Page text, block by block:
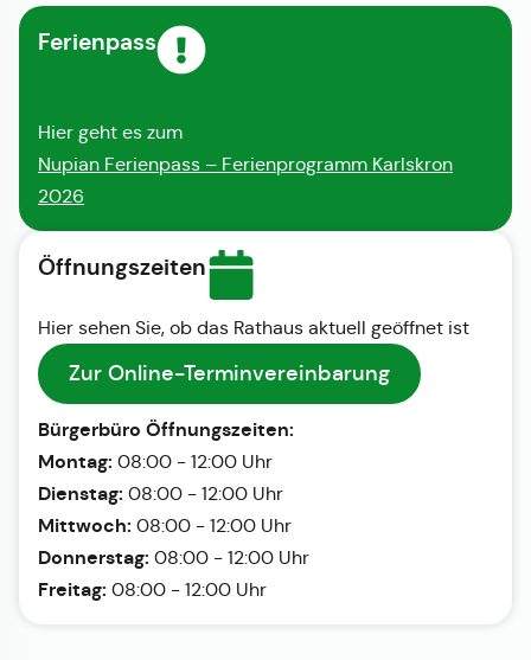
Ferienpass
Hier geht es zum
Nupian Ferienpass – Ferienprogramm Karlskron
2026
Öffnungszeiten
Hier sehen Sie, ob das Rathaus aktuell geöffnet ist
Zur Online-Terminvereinbarung
Bürgerbüro Öffnungszeiten:
Montag: 08:00 - 12:00 Uhr
Dienstag: 08:00 - 12:00 Uhr
Mittwoch: 08:00 - 12:00 Uhr
Donnerstag: 08:00 - 12:00 Uhr
Freitag: 08:00 - 12:00 Uhr